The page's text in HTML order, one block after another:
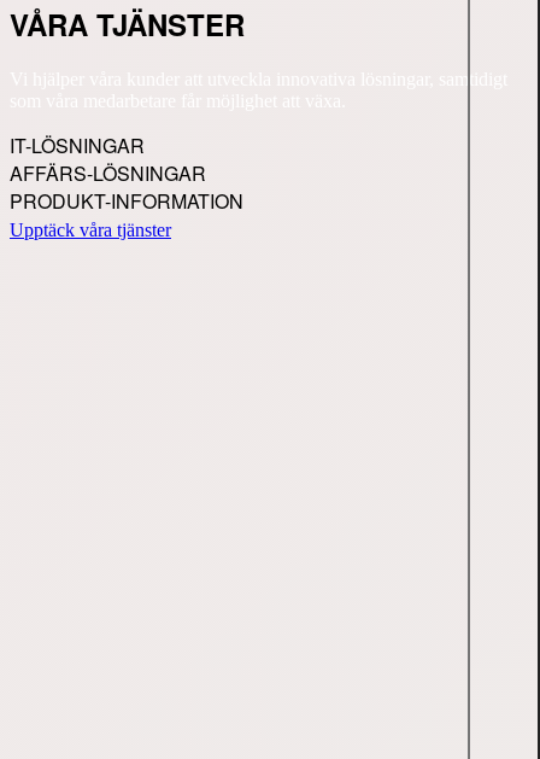
VÅRA TJÄNSTER
IT-LÖSNINGAR
AFFÄRS-LÖSNINGAR
PRODUKT-INFORMATION
Upptäck våra tjänster